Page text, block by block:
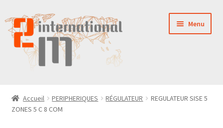
Aller
à
la
navigation
Aller
au
contenu
Menu
NOUVEAUTÉS
Accueil PERIPHERIQUES RÉGULATEUR
REGULATEUR SISE 5
ZONES 5 C 8 COM